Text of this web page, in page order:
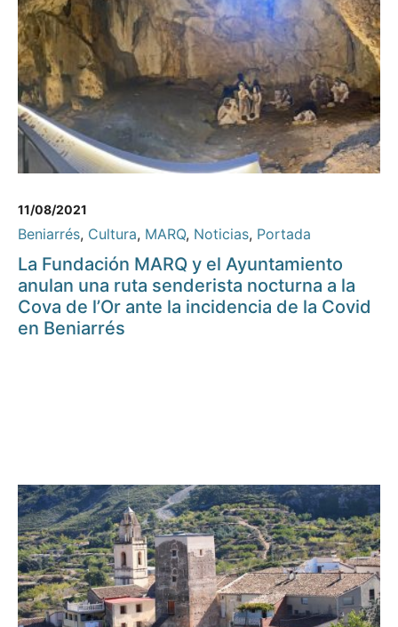
11/08/2021
Beniarrés, Cultura, MARQ, Noticias, Portada
La Fundación MARQ y el Ayuntamiento
anulan una ruta senderista nocturna a la
Cova de l’Or ante la incidencia de la Covid
en Beniarrés